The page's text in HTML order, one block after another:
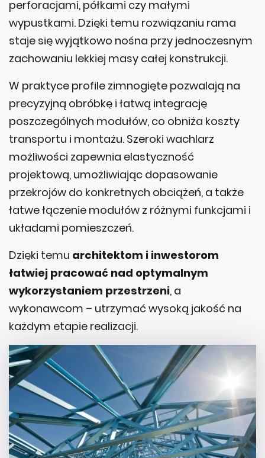
wypustkami. Dzięki temu rozwiązaniu rama
staje się wyjątkowo nośna przy jednoczesnym
zachowaniu lekkiej masy całej konstrukcji.
precyzyjną obróbkę i łatwą integrację
poszczególnych modułów, co obniża koszty
transportu i montażu. Szeroki wachlarz
możliwości zapewnia elastyczność
projektową, umożliwiając dopasowanie
przekrojów do konkretnych obciążeń, a także
łatwe łączenie modułów z różnymi funkcjami i
układami pomieszczeń.
łatwiej pracować nad optymalnym
wykorzystaniem przestrzeni, a
wykonawcom – utrzymać wysoką jakość na
każdym etapie realizacji.